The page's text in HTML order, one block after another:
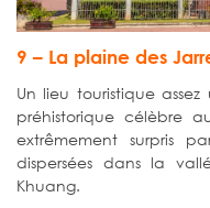
9 – La plaine des
Un lieu touristique
préhistorique célèbre
extrêmement surpris
dispersées dans la
Khuang.